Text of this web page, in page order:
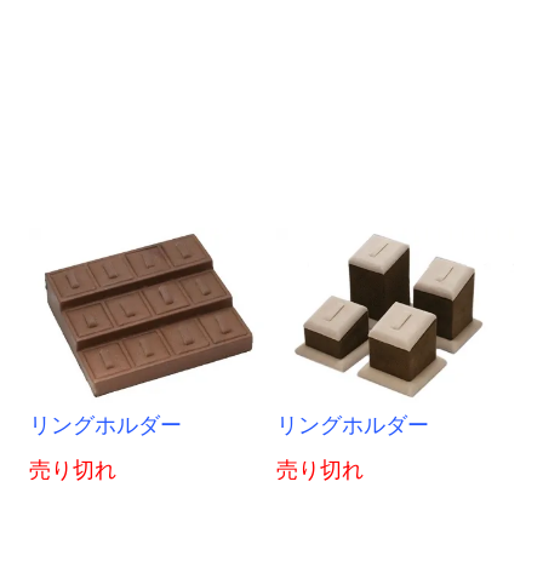
リングホルダー
売り切れ
リングホルダー
売り切れ